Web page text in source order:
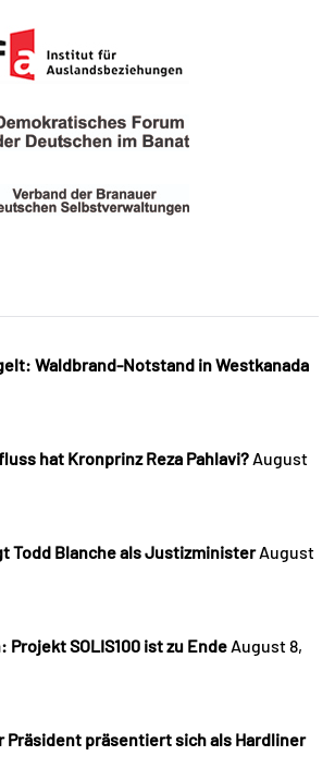
Waldbrand-Notstand in Westkanada
hat Kronprinz Reza Pahlavi? August
Todd Blanche als Justizminister August
Projekt SOLIS100 ist zu Ende August 8,
Präsident präsentiert sich als Hardliner